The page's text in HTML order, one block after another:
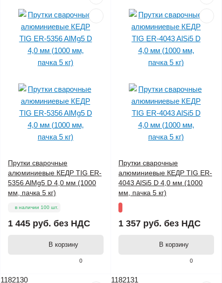
0
Прутки сварочные
алюминиевые КЕДР TIG ER-
5356 AlMg5 D 4,0 мм (1000
мм, пачка 5 кг)
в наличии 100 шт.
1 445 руб. без НДС
В корзину
0
Прутки сварочные
алюминиевые КЕДР TIG ER-
4043 AlSi5 D 4,0 мм (1000
мм, пачка 5 кг)
1 357 руб. без НДС
В корзину
1182130 1182131